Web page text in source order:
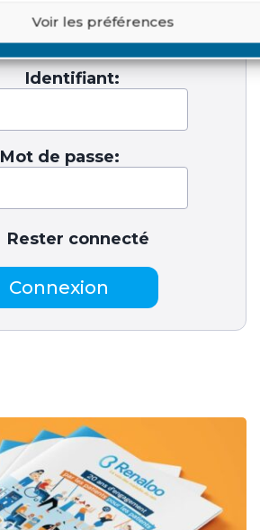
Voir les préférences
Identifiant:
Mot de passe:
Rester connecté
Connexion